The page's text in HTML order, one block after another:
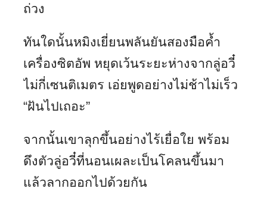
ถ่วง
ทันใดนั้นหมิงเยี่ยนพลันยันสองมือค้ำ
เครื่องซิตอัพ หยุดเว้นระยะห่างจากลู่อวี๋
ไม่กี่เซนติเมตร เอ่ยพูดอย่างไม่ช้าไม่เร็ว
“ฝันไปเถอะ”
จากนั้นเขาลุกขึ้นอย่างไร้เยื่อใย พร้อม
ดึงตัวลู่อวี๋ที่นอนเผละเป็นโคลนขึ้นมา
แล้วลากออกไปด้วยกัน